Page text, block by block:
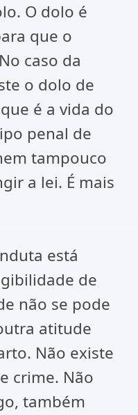
O dolo é
que o
caso da
o dolo de
é a vida do
penal de
tampouco
a lei. É mais
está
de
não se pode
atitude
Não existe
crime. Não
também